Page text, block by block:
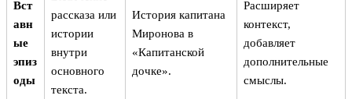
Вст
авн
ые
эпиз
оды
рассказа или
истории
внутри
основного
текста.
История капитана
Миронова в
«Капитанской
дочке».
Расширяет
контекст,
добавляет
дополнительные
смыслы.